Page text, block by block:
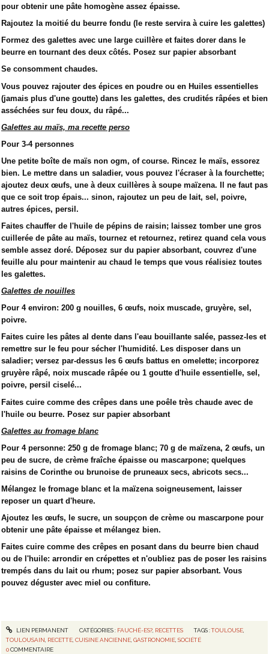
pour obtenir une pâte homogène assez épaisse.
Rajoutez la moitié du beurre fondu (le reste servira à cuire les galettes)
Formez des galettes avec une large cuillère et faites dorer dans le
beurre en tournant des deux côtés. Posez sur papier absorbant
Se consomment chaudes.
Vous pouvez rajouter des épices en poudre ou en Huiles essentielles
(jamais plus d'une goutte) dans les galettes, des crudités râpées et bien
asséchées sur feu doux, du râpé...
Galettes au maïs, ma recette perso
Pour 3-4 personnes
Une petite boîte de maïs non ogm, of course. Rincez le maïs, essorez
bien. Le mettre dans un saladier, vous pouvez l'écraser à la fourchette;
ajoutez deux œufs, une à deux cuillères à soupe maïzena. Il ne faut pas
que ce soit trop épais... sinon, rajoutez un peu de lait, sel, poivre,
autres épices, persil.
Faites chauffer de l'huile de pépins de raisin; laissez tomber une gros
cuillerée de pâte au maïs, tournez et retournez, retirez quand cela vous
semble assez doré. Déposez sur du papier absorbant, couvrez d'une
feuille alu pour maintenir au chaud le temps que vous réalisiez toutes
les galettes.
Galettes de nouilles
Pour 4 environ: 200 g nouilles, 6 œufs, noix muscade, gruyère, sel,
poivre.
Faites cuire les pâtes al dente dans l'eau bouillante salée, passez-les et
remettre sur le feu pour sécher l'humidité. Les disposer dans un
saladier; versez par-dessus les 6 œufs battus en omelette; incorporez
gruyère râpé, noix muscade râpée ou 1 goutte d'huile essentielle, sel,
poivre, persil ciselé...
Faites cuire comme des crêpes dans une poêle très chaude avec de
l'huile ou beurre. Posez sur papier absorbant
Galettes au fromage blanc
Pour 4 personne: 250 g de fromage blanc; 70 g de maïzena, 2 œufs, un
peu de sucre, de crème fraîche épaisse ou mascarpone; quelques
raisins de Corinthe ou brunoise de pruneaux secs, abricots secs...
Mélangez le fromage blanc et la maïzena soigneusement, laisser
reposer un quart d'heure.
Ajoutez les œufs, le sucre, un soupçon de crème ou mascarpone pour
obtenir une pâte épaisse et mélangez bien.
Faites cuire comme des crêpes en posant dans du beurre bien chaud
ou de l'huile: arrondir en crépettes et n'oubliez pas de poser les raisins
trempés dans du lait ou rhum; posez sur papier absorbant. Vous
pouvez déguster avec miel ou confiture.
LIEN PERMANENT CATÉGORIES : FAUCHÉ-ES?, RECETTES TAGS :TOULOUSE
TOULOUSAIN RECETTE ,CUISINE ANCIENNE ,GASTRONOMIE ,SOCIÉTÉ
0COMMENTAIRE